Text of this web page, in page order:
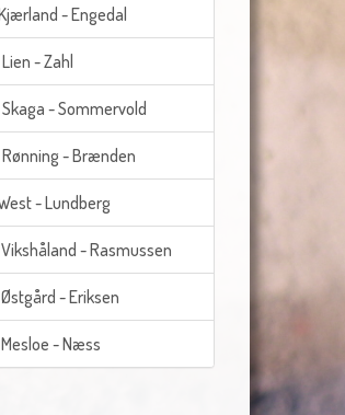
- Engedal
- Zahl
- Sommervold
- Brænden
- Lundberg
- Rasmussen
- Eriksen
- Næss